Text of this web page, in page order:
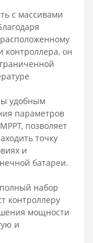
с массивами
контроллера, он
удобным
параметров
позволяет
точку
и
батареи.
набор
контроллеру
мощности
и